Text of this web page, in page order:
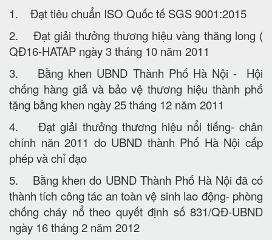
1. Đạt tiêu chuẩn ISO Quốc tế SGS 9001:2015
2. Đạt giải thưởng thương hiệu vàng thăng long (
QĐ16-HATAP ngày 3 tháng 10 năm 2011
3. Bằng khen UBND Thành Phố Hà Nội - Hội
chống hàng giả và bảo vệ thương hiệu thành phố
tặng bằng khen ngày 25 tháng 12 năm 2011
4. Đạt giải thưởng thương hiệu nổi tiếng- chân
chính năn 2011 do UBND thành Phố Hà Nội cấp
phép và chỉ đạo
5. Bằng khen do UBND Thành Phố Hà Nội đã có
thành tích công tác an toàn vệ sinh lao động- phòng
chống cháy nổ theo quyết định số 831/QĐ-UBND
ngày 16 tháng 2 năm 2012